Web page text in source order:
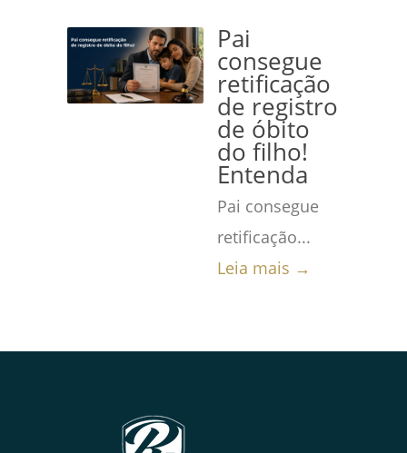
Pai
consegue
retificação
de registro
de óbito
do filho!
Entenda
Pai consegue
retificação...
Leia mais →